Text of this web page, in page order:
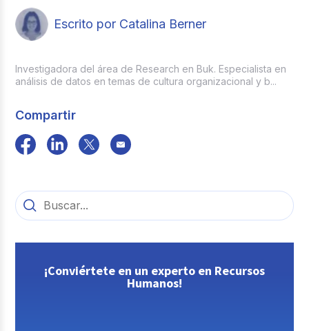
Escrito por Catalina Berner
Investigadora del área de Research en Buk. Especialista en
análisis de datos en temas de cultura organizacional y b...
Compartir
¡Conviértete en un experto en Recursos
Humanos!